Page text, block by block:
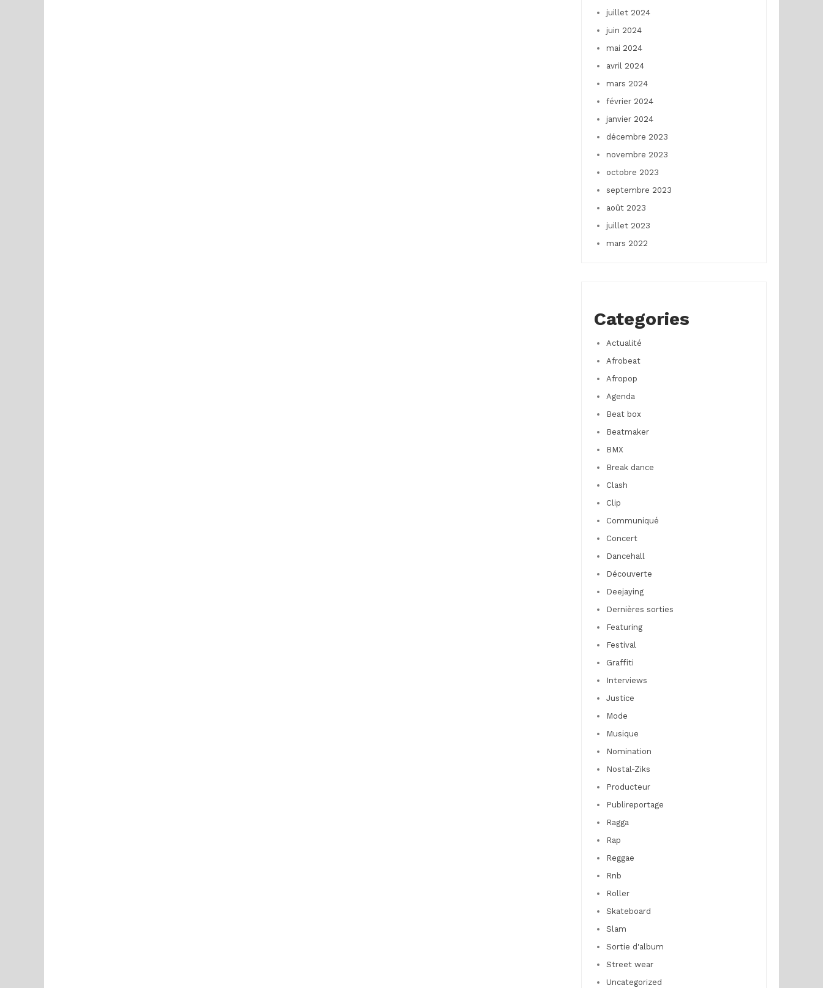
juillet 2024
juin 2024
mai 2024
avril 2024
mars 2024
février 2024
janvier 2024
décembre 2023
novembre 2023
octobre 2023
septembre 2023
août 2023
juillet 2023
mars 2022
Categories
Actualité
Afrobeat
Afropop
Agenda
Beat box
Beatmaker
BMX
Break dance
Clash
Clip
Communiqué
Concert
Dancehall
Découverte
Deejaying
Dernières sorties
Featuring
Festival
Graffiti
Interviews
Justice
Mode
Musique
Nomination
Nostal-Ziks
Producteur
Publireportage
Ragga
Rap
Reggae
Rnb
Roller
Skateboard
Slam
Sortie d'album
Street wear
Uncategorized